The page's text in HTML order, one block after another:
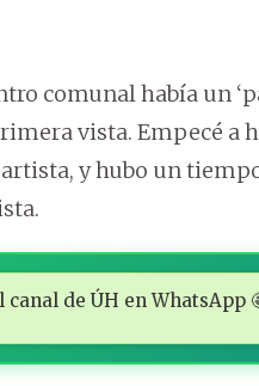
comunal había un
vista. Empecé a
y hubo un
de ÚH en WhatsApp